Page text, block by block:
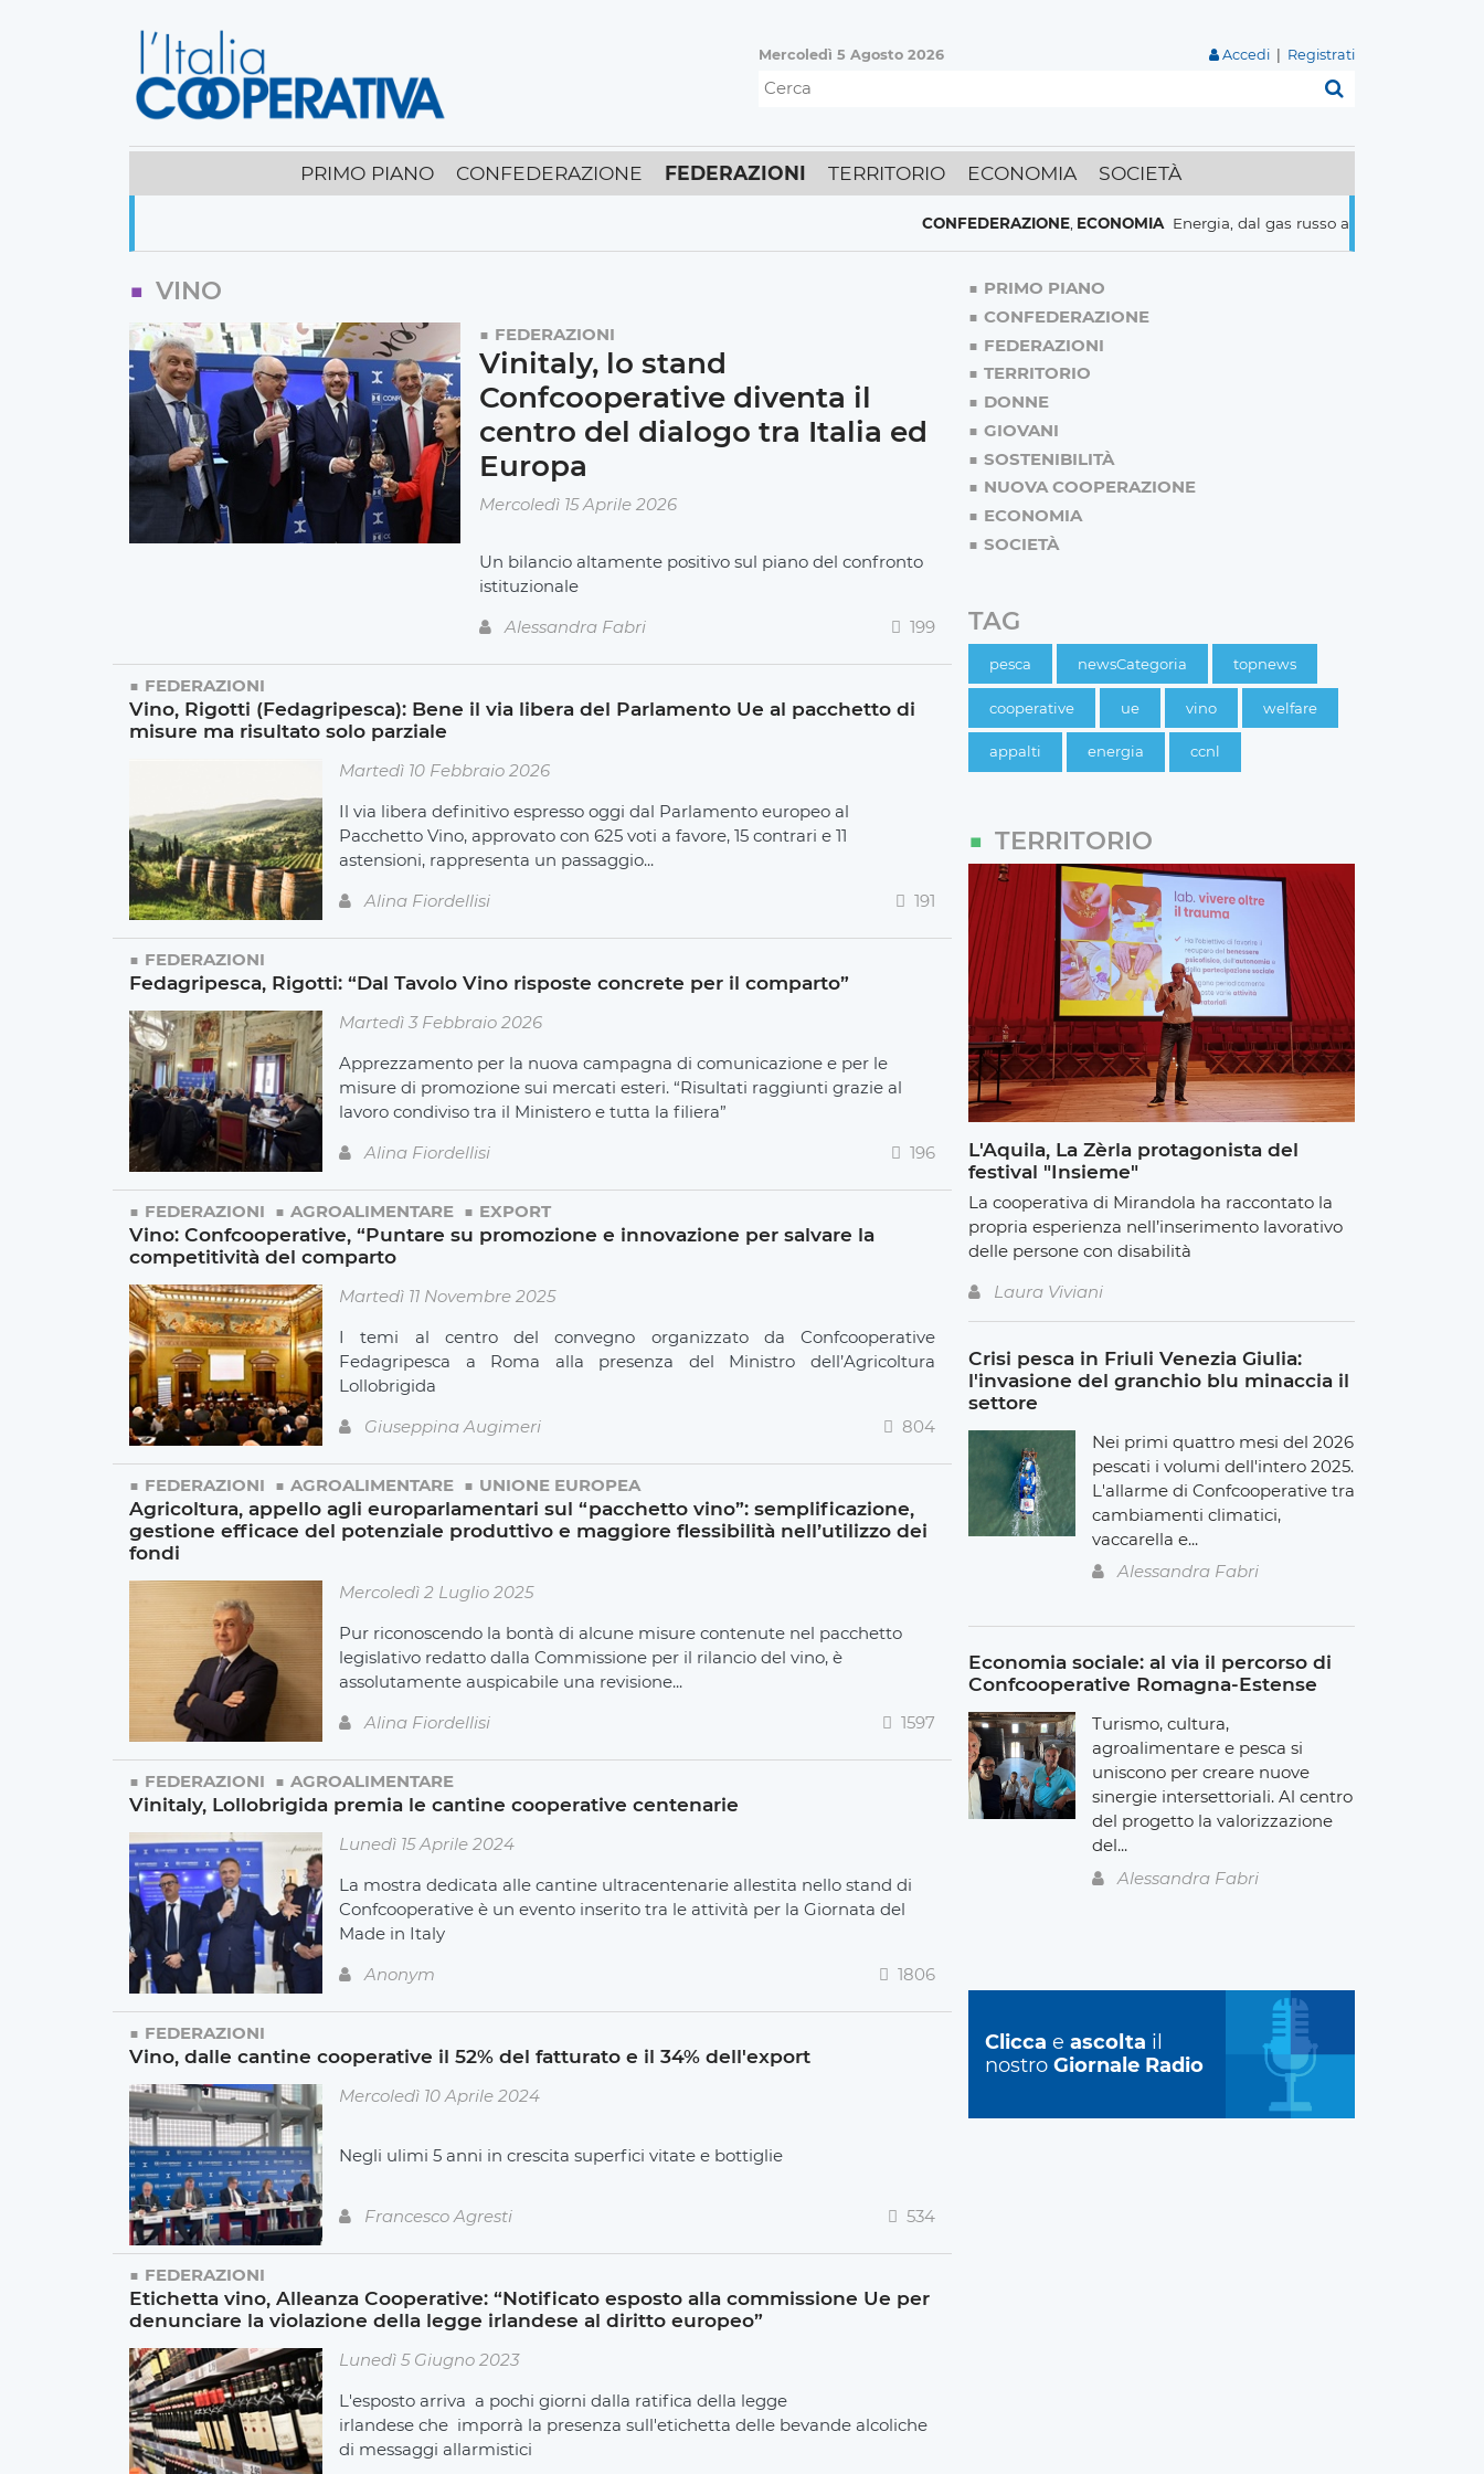
Mercoledì 5 Agosto 2026 Accedi Registrati
PRIMO PIANO CONFEDERAZIONE FEDERAZIONI TERRITORIO ECONOMIA SOCIETÀ
CONFEDERAZIONE,ECONOMIA Energia, dal gas russo al nucleare italiani pronti a
VINO
FEDERAZIONI
Vinitaly, lo stand
Confcooperative diventa il
centro del dialogo tra Italia ed
Europa
Mercoledì 15 Aprile 2026
Un bilancio altamente positivo sul piano del confronto
istituzionale
Alessandra Fabri
199
FEDERAZIONI
Vino, Rigotti (Fedagripesca): Bene il via libera del Parlamento Ue al pacchetto di
misure ma risultato solo parziale
Martedì 10 Febbraio 2026
Il via libera definitivo espresso oggi dal Parlamento europeo al
Pacchetto Vino, approvato con 625 voti a favore, 15 contrari e 11
astensioni, rappresenta un passaggio...
Alina Fiordellisi
191
FEDERAZIONI
Fedagripesca, Rigotti: “Dal Tavolo Vino risposte concrete per il comparto”
Martedì 3 Febbraio 2026
Apprezzamento per la nuova campagna di comunicazione e per le
misure di promozione sui mercati esteri. “Risultati raggiunti grazie al
lavoro condiviso tra il Ministero e tutta la filiera”
Alina Fiordellisi
196
FEDERAZIONI AGROALIMENTARE EXPORT
Vino: Confcooperative, “Puntare su promozione e innovazione per salvare la
competitività del comparto
Martedì 11 Novembre 2025
I temi al centro del convegno organizzato da Confcooperative
Fedagripesca a Roma alla presenza del Ministro dell’Agricoltura
Lollobrigida
Giuseppina Augimeri
804
FEDERAZIONI AGROALIMENTARE UNIONE EUROPEA
Agricoltura, appello agli europarlamentari sul “pacchetto vino”: semplificazione,
gestione efficace del potenziale produttivo e maggiore flessibilità nell’utilizzo dei
fondi
Mercoledì 2 Luglio 2025
Pur riconoscendo la bontà di alcune misure contenute nel pacchetto
legislativo redatto dalla Commissione per il rilancio del vino, è
assolutamente auspicabile una revisione...
Alina Fiordellisi
1597
FEDERAZIONI AGROALIMENTARE
Vinitaly, Lollobrigida premia le cantine cooperative centenarie
Lunedì 15 Aprile 2024
La mostra dedicata alle cantine ultracentenarie allestita nello stand di
Confcooperative è un evento inserito tra le attività per la Giornata del
Made in Italy
Anonym
1806
FEDERAZIONI
Vino, dalle cantine cooperative il 52% del fatturato e il 34% dell'export
Mercoledì 10 Aprile 2024
Negli ulimi 5 anni in crescita superfici vitate e bottiglie
Francesco Agresti 534
FEDERAZIONI
Etichetta vino, Alleanza Cooperative: “Notificato esposto alla commissione Ue per
denunciare la violazione della legge irlandese al diritto europeo”
Lunedì 5 Giugno 2023
L'esposto arriva a pochi giorni dalla ratifica della legge
irlandese che imporrà la presenza sull'etichetta delle bevande alcoliche
di messaggi allarmistici
PRIMO PIANO
CONFEDERAZIONE
FEDERAZIONI
TERRITORIO
DONNE
GIOVANI
SOSTENIBILITÀ
NUOVA COOPERAZIONE
ECONOMIA
SOCIETÀ
TAG
pesca newsCategoria topnews
cooperative ue vino welfare
appalti energia ccnl
TERRITORIO
L'Aquila, La Zèrla protagonista del
festival "Insieme"
La cooperativa di Mirandola ha raccontato la
propria esperienza nell’inserimento lavorativo
delle persone con disabilità
Laura Viviani
Crisi pesca in Friuli Venezia Giulia:
l'invasione del granchio blu minaccia il
settore
Nei primi quattro mesi del 2026
pescati i volumi dell'intero 2025.
L'allarme di Confcooperative tra
cambiamenti climatici,
vaccarella e...
Alessandra Fabri
Economia sociale: al via il percorso di
Confcooperative Romagna-Estense
Turismo, cultura,
agroalimentare e pesca si
uniscono per creare nuove
sinergie intersettoriali. Al centro
del progetto la valorizzazione
del...
Alessandra Fabri
Clicca e ascolta il
nostro Giornale Radio